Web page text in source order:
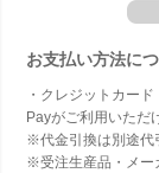
お支払い方法に
・クレジットカー
Payがご利用いただ
※代金引換は別途代
※受注生産品・メー